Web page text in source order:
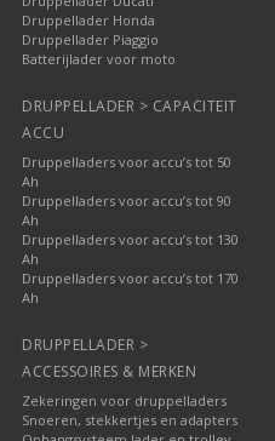
Druppellader Honda
Druppellader Piaggio
Batterijlader voor moto
DRUPPELLADER > CAPACITEIT
ACCU
Druppelladers voor accu’s tot 50
Ah
Druppelladers voor accu’s tot 90
Ah
Druppelladers voor accu’s tot 130
Ah
Druppelladers voor accu’s tot 170
Ah
DRUPPELLADER >
ACCESSOIRES & MERKEN
Zekeringen voor druppelladers
Snoeren, stekkertjes en adapters